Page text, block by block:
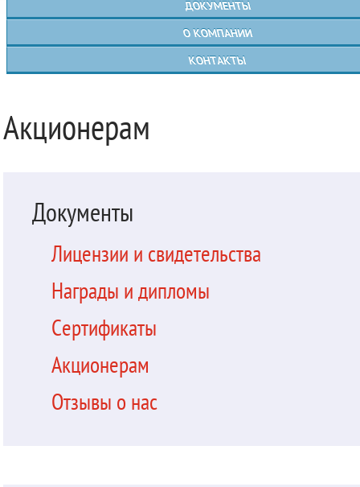
ДОКУМЕНТЫ
О КОМПАНИИ
КОНТАКТЫ
Акционерам
Документы
Лицензии и свидетельства
Награды и дипломы
Сертификаты
Акционерам
Отзывы о нас